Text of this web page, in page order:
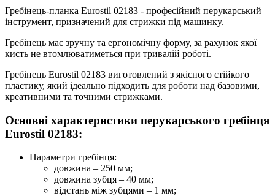
Гребінець-планка Eurostil 02183 - професійний перукарський
інструмент, призначений для стрижки під машинку.
Гребінець має зручну та ергономічну форму, за рахунок якої
кисть не втомлюватиметься при тривалій роботі.
Гребінець Eurostil 02183 виготовлений з якісного стійкого
пластику, який ідеально підходить для роботи над базовими,
креативними та точними стрижками.
Основні характеристики перукарського гребінця
Eurostil 02183:
Параметри гребінця:
довжина – 250 мм;
довжина зубця – 40 мм;
відстань між зубцями – 1 мм;